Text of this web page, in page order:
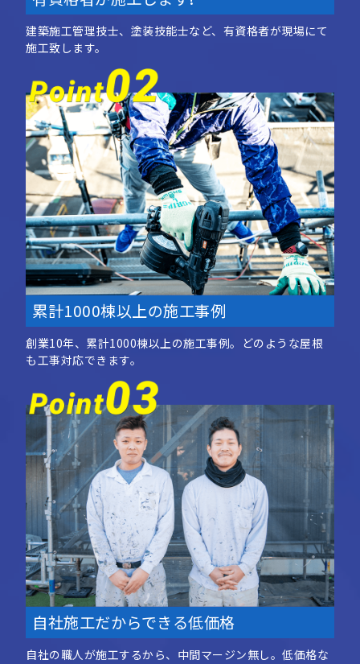
建築施工管理技士、塗装技能士など、有資格者が現場にて
施工致します。
累計1000棟以上の施工事例
創業10年、累計1000棟以上の施工事例。どのような屋根
も工事対応できます。
自社施工だからできる低価格
自社の職人が施工するから、中間マージン無し。低価格な
のに長期保証です。